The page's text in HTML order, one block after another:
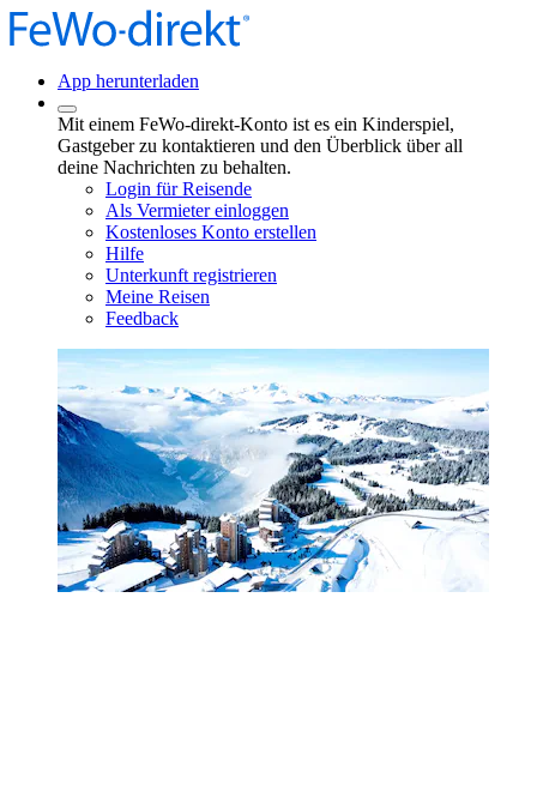
App herunterladen
Mit einem FeWo-direkt-Konto ist es ein Kinderspiel,
Gastgeber zu kontaktieren und den Überblick über all
deine Nachrichten zu behalten.
Login für Reisende
Als Vermieter einloggen
Kostenloses Konto erstellen
Hilfe
Unterkunft registrieren
Meine Reisen
Feedback